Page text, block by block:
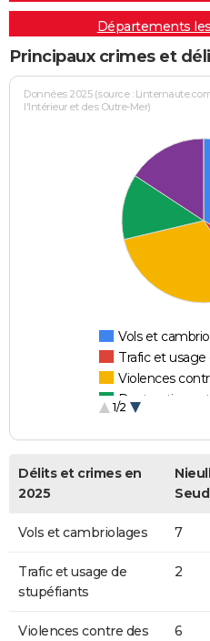
Départements
Principaux crimes et
Données 2025 (source :
l'Intérieur et des Outre-Mer)
Vols et
Trafic et
Violences
Destructions et
1/2
Délits et crimes en
2025
Vols et cambriolages 7
Trafic et usage de
stupéfiants
2
Violences contre des
6